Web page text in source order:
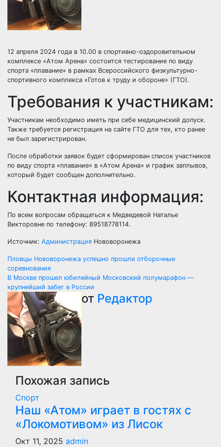
12 апреля 2024 года в 10.00 в спортивно-оздоровительном
комплексе «Атом Арена» состоится тестирование по виду
спорта «плавание» в рамках Всероссийского физкультурно-
спортивного комплекса «Готов к труду и обороне» (ГТО).
Требования к участникам:
Участникам необходимо иметь при себе медицинский допуск.
Также требуется регистрация на сайте ГТО для тех, кто ранее
не был зарегистрирован.
После обработки заявок будет сформирован список участников
по виду спорта «плавание» в «Атом Арена» и график заплывов,
который будет сообщен дополнительно.
Контактная информация:
По всем вопросам обращаться к Медведевой Наталье
Викторовне по телефону: 89518778114.
Источник: Администрация Нововоронежа
Навигация
по
записям
Пловцы Нововоронежа успешно прошли отборочные
соревнования
В Москве прошел юбилейный Московский полумарафон —
крупнейший забег в России
от Редактор
Похожая запись
Спорт
Наш «Атом» играет в гостях с
«Локомотивом» из Лисок
Окт 11, 2025 admin